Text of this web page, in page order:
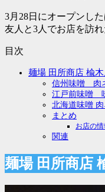
3月28日にオープンした
友人と3人でお店を訪
目次
麺場 田所商店 楡
信州味噌 肉
江戸前味噌
北海道味噌
まとめ
お店の情
関連
麺場 田所商店